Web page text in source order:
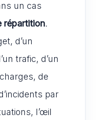
un cas
répartition.
d’un
trafic, d’un
de
par
l’œil